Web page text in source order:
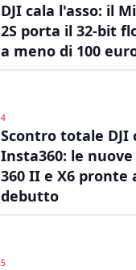
DJI cala l'asso: il
2S porta il 32-bit
a meno di 100
4
Scontro totale DJI
Insta360: le nuove
360 II e X6 pronte
debutto
5